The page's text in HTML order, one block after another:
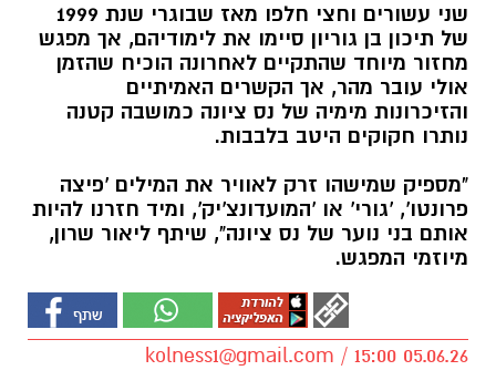
שני עשורים וחצי חלפו מאז שבוגרי שנת 1999
של תיכון בן גוריון סיימו את לימודיהם, אך מפגש
מחזור מיוחד שהתקיים לאחרונה הוכיח שהזמן
אולי עובר מהר, אך הקשרים האמיתיים
והזיכרונות מימיה של נס ציונה כמושבה קטנה
נותרו חקוקים היטב בלבבות.
"מספיק שמישהו זרק לאוויר את המילים 'פיצה
פרונטו', 'גורי' או 'המועדונצ'יק', ומיד חזרנו להיות
אותם בני נוער של נס ציונה", שיתף ליאור שרון,
מיוזמי המפגש.
kolness1@gmail.com / 15:00 05.06.26